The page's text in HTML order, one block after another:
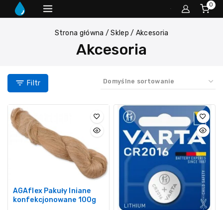
0
Strona główna / Sklep / Akcesoria
Akcesoria
Filtr
AGAflex Pakuły lniane
konfekcjonowane 100g